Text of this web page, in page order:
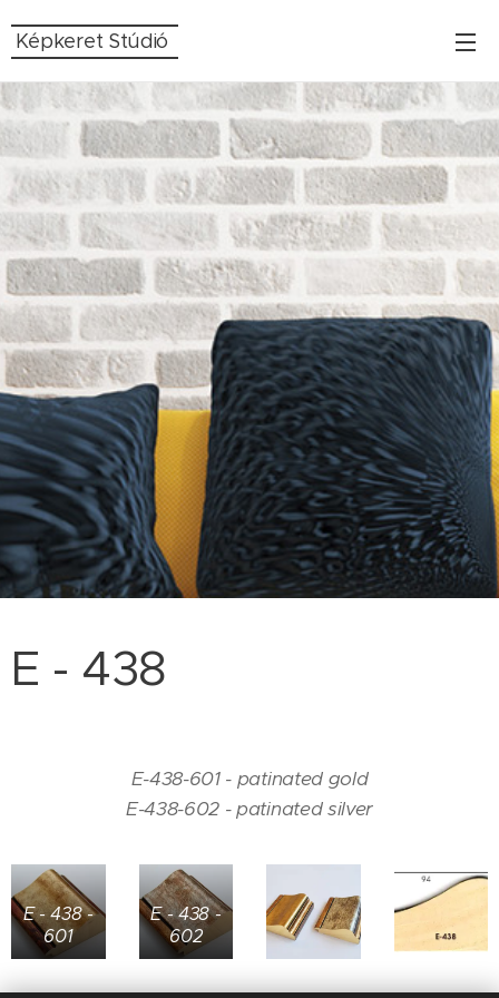
Képkeret Stúdió
E - 438
E-438-601 - patinated gold
E-438-602 - patinated silver
E - 438 -
601
E - 438 -
602